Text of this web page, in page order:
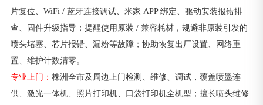
片复位、WiFi / 蓝牙连接调试、米家 APP 绑定、驱动安装报错排
查、固件升级指导；提醒使用原装 / 兼容耗材，规避非原装引发的
喷头堵塞、芯片报错、漏粉等故障；协助恢复出厂设置、网络重
置、维护计数清零。
专业上门： 株洲全市及周边上门检测、维修、调试，覆盖喷墨连
供、激光一体机、照片打印机、口袋打印机全机型；擅长喷头维修